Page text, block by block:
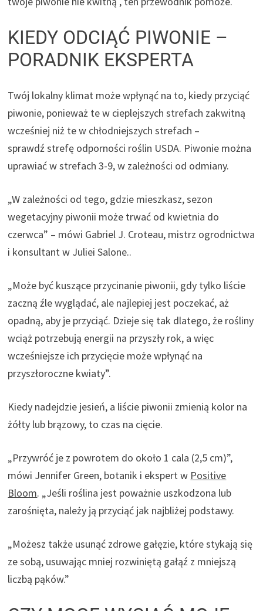
KIEDY ODCIĄĆ PIWONIE –
PORADNIK EKSPERTA
Twój lokalny klimat może wpłynąć na to, kiedy przyciąć
piwonie, ponieważ te w cieplejszych strefach zakwitną
wcześniej niż te w chłodniejszych strefach –
sprawdźstrefę odporności roślin USDA. Piwonie można
uprawiać w strefach 3-9, w zależności od odmiany.
„W zależności od tego, gdzie mieszkasz, sezon
wegetacyjny piwonii może trwać od kwietnia do
czerwca” – mówi Gabriel J. Croteau, mistrz ogrodnictwa
i konsultant w Juliei Salone.(
t
w
i
e
r
i
ę
n
o
w
e
k
a
.
„Może być kuszące przycinanie piwonii, gdy tylko liście
zaczną źle wyglądać, ale najlepiej jest poczekać, aż
opadną, aby je przyciąć. Dzieje się tak dlatego, że rośliny
wciąż potrzebują energii na przyszły rok, a więc
wcześniejsze ich przycięcie może wpłynąć na
przyszłoroczne kwiaty”.
Kiedy nadejdzie jesień, a liście piwonii zmienią kolor na
żółty lub brązowy, to czas na cięcie.
„Przywróć je z powrotem do około 1 cala (2,5 cm)”,
mówi Jennifer Green, botanik i ekspert w Positive
Bloom. „Jeśli roślina jest poważnie uszkodzona lub
zarośnięta, należy ją przyciąć jak najbliżej podstawy.
„Możesz także usunąć zdrowe gałęzie, które stykają się
ze sobą, usuwając mniej rozwiniętą gałąź z mniejszą
liczbą pąków.”